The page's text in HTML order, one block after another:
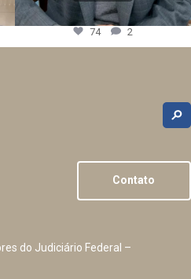
74 2
Contato
do Judiciário Federal –